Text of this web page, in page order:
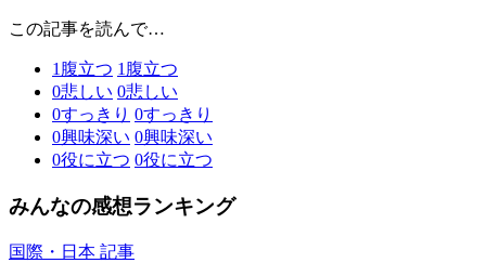
この記事を読んで…
1 腹立つ 1 腹立つ
0悲しい 0悲しい
0すっきり 0すっきり
0興味深い 0興味深い
0役に立つ 0役に立つ
みんなの感想ランキング
国際・日本 記事